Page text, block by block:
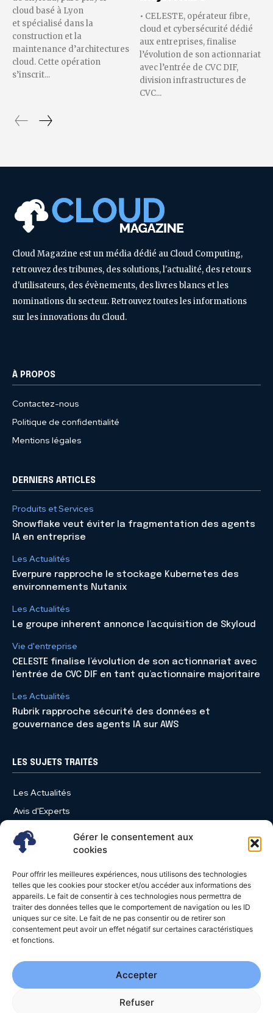
Gérer le consentement aux
cookies
Pour offrir les meilleures expériences, nous utilisons des technologies
telles que les cookies pour stocker et/ou accéder aux informations des
appareils. Le fait de consentir à ces technologies nous permettra de
traiter des données telles que le comportement de navigation ou les ID
uniques sur ce site. Le fait de ne pas consentir ou de retirer son
consentement peut avoir un effet négatif sur certaines caractéristiques
et fonctions.
Accepter
Refuser
cloud basé à Lyon
et spécialisé dans la
construction et la
maintenance d’architectures
cloud. Cette opération
s’inscrit...
• CELESTE, opérateur fibre,
cloud et cybersécurité dédié
aux entreprises, finalise
l’évolution de son actionnariat
avec l’entrée de CVC DIF,
division infrastructures de
CVC...
Cloud Magazine est un média dédié au Cloud Computing,
retrouvez des tribunes, des solutions, l'actualité, des retours
d'utilisateurs, des évènements, des livres blancs et les
nominations du secteur. Retrouvez toutes les informations
sur les innovations du Cloud.
À PROPOS
Contactez-nous
Politique de confidentialité
Mentions légales
DERNIERS ARTICLES
Produits et Services
Snowflake veut éviter la fragmentation des agents
IA en entreprise
Les Actualités
Everpure rapproche le stockage Kubernetes des
environnements Nutanix
Les Actualités
Le groupe inherent annonce l’acquisition de Skyloud
Vie d'entreprise
CELESTE finalise l’évolution de son actionnariat avec
l’entrée de CVC DIF en tant qu’actionnaire majoritaire
Les Actualités
Rubrik rapproche sécurité des données et
gouvernance des agents IA sur AWS
LES SUJETS TRAITÉS
Les Actualités
Avis d'Experts
Produits et Services
Vie d'entreprise
Nominations
Études
Évènements
Video News